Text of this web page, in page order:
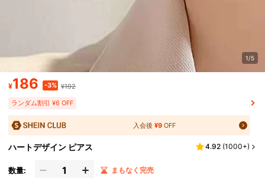
1/5
¥186 -3% ¥192
ランダム割引 ¥6 OFF
入会後 ¥9OFF
ハートデザイン ピアス 4.92 (1000+)
数量: まもなく完売